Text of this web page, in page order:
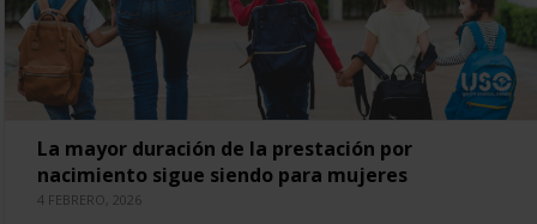
La mayor duración de la prestación por
nacimiento sigue siendo para mujeres
4 FEBRERO, 2026